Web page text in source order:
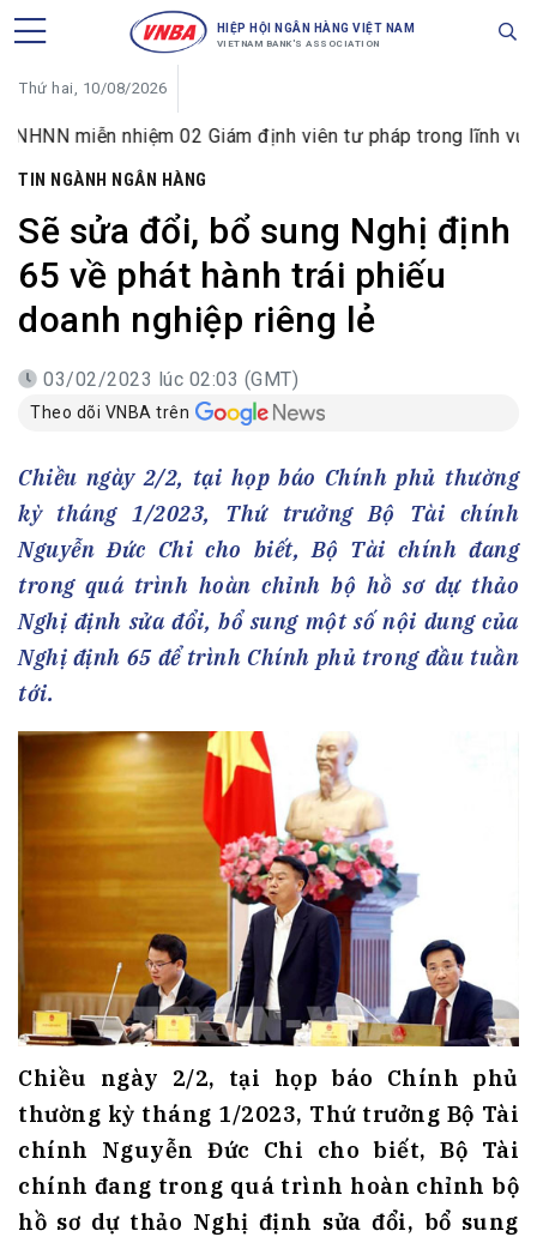
HIỆP HỘI NGÂN HÀNG VIỆT NAM
VIETNAM BANK'S ASSOCIATION
Thứ hai, 10/08/2026
nhiệm 02 Giám định viên tư pháp trong lĩnh vực tiền tệ
TIN NGÀNH NGÂN HÀNG
Sẽ sửa đổi, bổ sung Nghị định
65 về phát hành trái phiếu
doanh nghiệp riêng lẻ
03/02/2023 lúc 02:03 (GMT)
Theo dõi VNBA trên
Chiều ngày 2/2, tại họp báo Chính phủ thường
kỳ tháng 1/2023, Thứ trưởng Bộ Tài chính
Nguyễn Đức Chi cho biết, Bộ Tài chính đang
trong quá trình hoàn chỉnh bộ hồ sơ dự thảo
Nghị định sửa đổi, bổ sung một số nội dung của
Nghị định 65 để trình Chính phủ trong đầu tuần
tới.
Chiều ngày 2/2, tại họp báo Chính phủ
thường kỳ tháng 1/2023, Thứ trưởng Bộ Tài
chính Nguyễn Đức Chi cho biết, Bộ Tài
chính đang trong quá trình hoàn chỉnh bộ
hồ sơ dự thảo Nghị định sửa đổi, bổ sung